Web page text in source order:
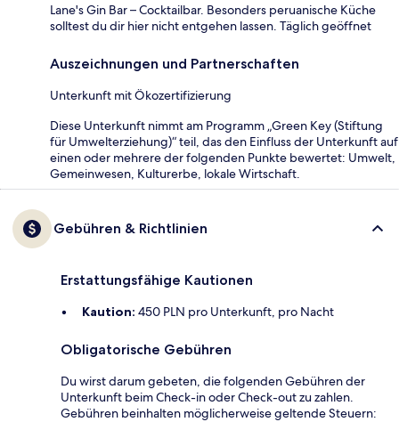
Lane's Gin Bar – Cocktailbar. Besonders peruanische Küche
solltest du dir hier nicht entgehen lassen. Täglich geöffnet
Auszeichnungen und Partnerschaften
Unterkunft mit Ökozertifizierung
Diese Unterkunft nimmt am Programm „Green Key (Stiftung
für Umwelterziehung)“ teil, das den Einfluss der Unterkunft auf
einen oder mehrere der folgenden Punkte bewertet: Umwelt,
Gemeinwesen, Kulturerbe, lokale Wirtschaft.
Gebühren & Richtlinien
Erstattungsfähige Kautionen
Kaution: 450 PLN pro Unterkunft, pro Nacht
Obligatorische Gebühren
Du wirst darum gebeten, die folgenden Gebühren der
Unterkunft beim Check-in oder Check-out zu zahlen.
Gebühren beinhalten möglicherweise geltende Steuern: